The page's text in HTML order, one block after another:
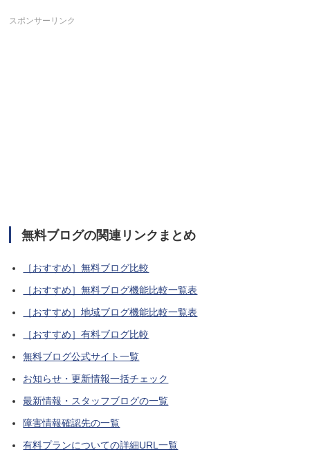
スポンサーリンク
無料ブログの関連リンクまとめ
［おすすめ］無料ブログ比較
［おすすめ］無料ブログ機能比較一覧表
［おすすめ］地域ブログ機能比較一覧表
［おすすめ］有料ブログ比較
無料ブログ公式サイト一覧
お知らせ・更新情報一括チェック
最新情報・スタッフブログの一覧
障害情報確認先の一覧
有料プランについての詳細URL一覧